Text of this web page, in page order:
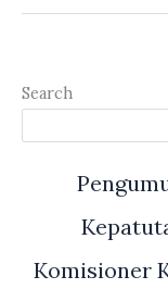
Riau
Hadiri
Bantuan
Zakat
Search
Komisioner